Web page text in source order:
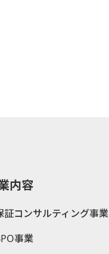
内容
証コンサルティング事業
事業